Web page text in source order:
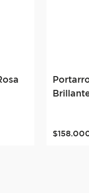
$158.